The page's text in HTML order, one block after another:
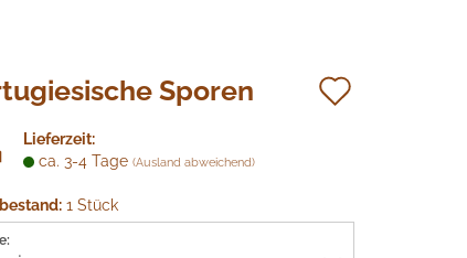
Sporen
Lieferzeit:
ca. 3-4 Tage (Ausland abweichend)
1 Stück